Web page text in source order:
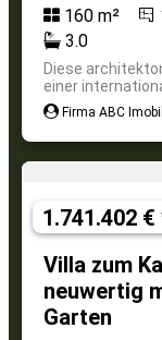
160 m²
3.0
Diese
einer
Firma ABC
1.741.402 €
Villa zum
neuwertig
Garten